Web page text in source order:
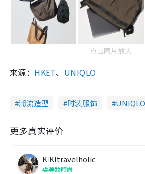
点击图片放大
来源： HKET、 UNIQLO
潮流造型 时装服饰 UNIQLO
更多真实评价
KIKItravelholic
美妝時尚